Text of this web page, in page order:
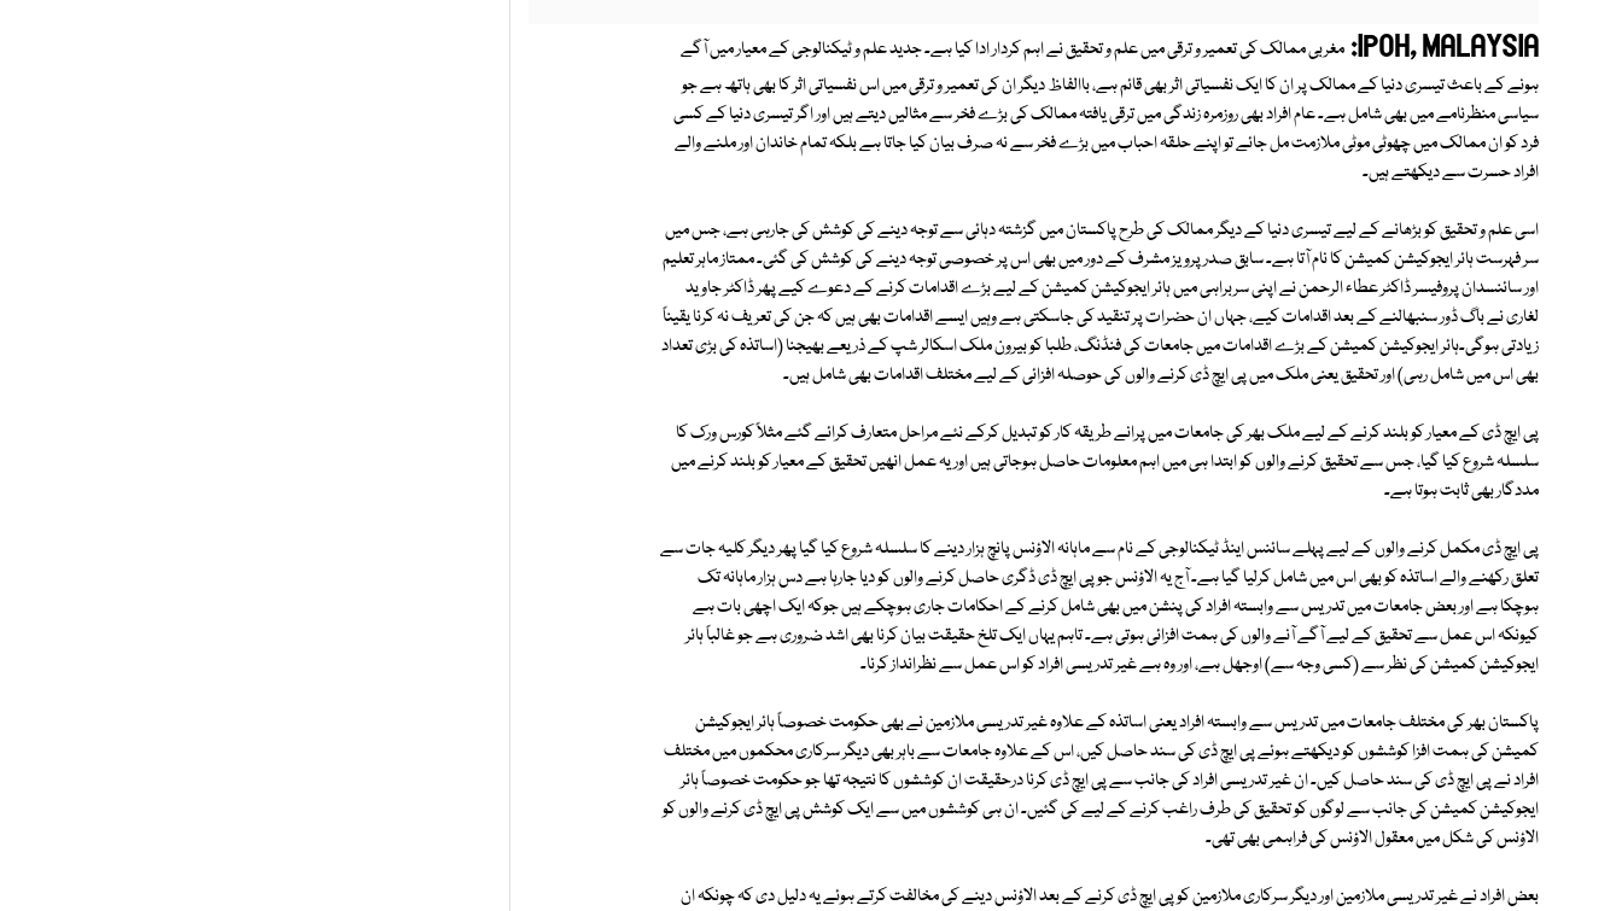
IPOH, MALAYSIA: مغربی ممالک کی تعمیر و ترقی میں علم و تحقیق نے اہم کردار ادا کیا ہے۔ جدید علم و ٹیکنالوجی کے معیار میں آگے
ہونے کے باعث تیسری دنیا کے ممالک پر ان کا ایک نفسیاتی اثر بھی قائم ہے، باالفاظ دیگر ان کی تعمیر و ترقی میں اس نفسیاتی اثر کا بھی ہاتھ ہے جو
سیاسی منظرنامے میں بھی شامل ہے۔ عام افراد بھی روزمرہ زندگی میں ترقی یافتہ ممالک کی بڑے فخر سے مثالیں دیتے ہیں اور اگر تیسری دنیا کے کسی
فرد کو ان ممالک میں چھوٹی موٹی ملازمت مل جائے تو اپنے حلقہ احباب میں بڑے فخر سے نہ صرف بیان کیا جاتا ہے بلکہ تمام خاندان اور ملنے والے
افراد حسرت سے دیکھتے ہیں۔
اسی علم و تحقیق کو بڑھانے کے لیے تیسری دنیا کے دیگر ممالک کی طرح پاکستان میں گزشتہ دہائی سے توجہ دینے کی کوشش کی جارہی ہے، جس میں
سر فہرست ہائر ایجوکیشن کمیشن کا نام آتا ہے۔ سابق صدر پرویز مشرف کے دور میں بھی اس پر خصوصی توجہ دینے کی کوشش کی گئی۔ ممتاز ماہر تعلیم
اور سائنسدان پروفیسر ڈاکٹر عطاء الرحمن نے اپنی سربراہی میں ہائر ایجوکیشن کمیشن کے لیے بڑے اقدامات کرنے کے دعوے کیے پھر ڈاکٹر جاوید
لغاری نے باگ ڈور سنبھالنے کے بعد اقدامات کیے، جہاں ان حضرات پر تنقید کی جاسکتی ہے وہیں ایسے اقدامات بھی ہیں کہ جن کی تعریف نہ کرنا یقیناً
زیادتی ہوگی۔ہائر ایجوکیشن کمیشن کے بڑے اقدامات میں جامعات کی فنڈنگ، طلبا کو بیرون ملک اسکالر شپ کے ذریعے بھیجنا (اساتذہ کی بڑی تعداد
بھی اس میں شامل رہی) اور تحقیق یعنی ملک میں پی ایچ ڈی کرنے والوں کی حوصلہ افزائی کے لیے مختلف اقدامات بھی شامل ہیں۔
پی ایچ ڈی کے معیار کو بلند کرنے کے لیے ملک بھر کی جامعات میں پرانے طریقہ کار کو تبدیل کرکے نئے مراحل متعارف کرائے گئے مثلاً کورس ورک کا
سلسلہ شروع کیا گیا، جس سے تحقیق کرنے والوں کو ابتدا ہی میں اہم معلومات حاصل ہوجاتی ہیں اور یہ عمل انھیں تحقیق کے معیار کو بلند کرنے میں
مددگار بھی ثابت ہوتا ہے۔
پی ایچ ڈی مکمل کرنے والوں کے لیے پہلے سائنس اینڈ ٹیکنالوجی کے نام سے ماہانہ الاؤنس پانچ ہزار دینے کا سلسلہ شروع کیا گیا پھر دیگر کلیہ جات سے
تعلق رکھنے والے اساتذہ کو بھی اس میں شامل کرلیا گیا ہے۔ آج یہ الاؤنس جو پی ایچ ڈی ڈگری حاصل کرنے والوں کو دیا جارہا ہے دس ہزار ماہانہ تک
ہوچکا ہے اور بعض جامعات میں تدریس سے وابستہ افراد کی پنشن میں بھی شامل کرنے کے احکامات جاری ہوچکے ہیں جوکہ ایک اچھی بات ہے
کیونکہ اس عمل سے تحقیق کے لیے آگے آنے والوں کی ہمت افزائی ہوتی ہے۔ تاہم یہاں ایک تلخ حقیقت بیان کرنا بھی اشد ضروری ہے جو غالباً ہائر
ایجوکیشن کمیشن کی نظر سے (کسی وجہ سے) اوجھل ہے، اور وہ ہے غیر تدریسی افراد کو اس عمل سے نظرانداز کرنا۔
پاکستان بھر کی مختلف جامعات میں تدریس سے وابستہ افراد یعنی اساتذہ کے علاوہ غیر تدریسی ملازمین نے بھی حکومت خصوصاً ہائر ایجوکیشن
کمیشن کی ہمت افزا کوششوں کو دیکھتے ہوئے پی ایچ ڈی کی سند حاصل کیں، اس کے علاوہ جامعات سے باہر بھی دیگر سرکاری محکموں میں مختلف
افراد نے پی ایچ ڈی کی سند حاصل کیں۔ ان غیر تدریسی افراد کی جانب سے پی ایچ ڈی کرنا درحقیقت ان کوششوں کا نتیجہ تھا جو حکومت خصوصاً ہائر
ایجوکیشن کمیشن کی جانب سے لوگوں کو تحقیق کی طرف راغب کرنے کے لیے کی گئیں۔ ان ہی کوششوں میں سے ایک کوشش پی ایچ ڈی کرنے والوں کو
الاؤنس کی شکل میں معقول الاؤنس کی فراہمی بھی تھی۔
بعض افراد نے غیر تدریسی ملازمین اور دیگر سرکاری ملازمین کو پی ایچ ڈی کرنے کے بعد الاؤنس دینے کی مخالفت کرتے ہوئے یہ دلیل دی کہ چونکہ ان